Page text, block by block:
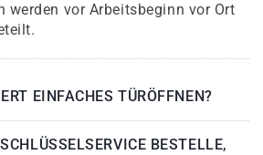
werden vor Arbeitsbeginn vor Ort
EINFACHES TÜRÖFFNEN?
BESTELLE,